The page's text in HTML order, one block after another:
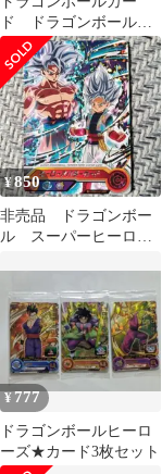
ド ドラゴンボールス
ーパーヒーローズ
¥850
非売品 ドラゴンボー
ル スーパーヒーロー
¥777
ドラゴンボールヒーロ
ーズ★カード3枚セット